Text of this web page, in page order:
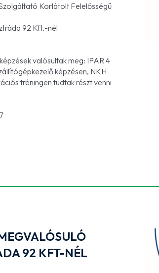
Korlátolt Felelősségű
92 Kft.-nél
valósultak meg: IPAR 4
képzésen, NKH
tréningen tudtak részt venni
92 KFT-NÉL